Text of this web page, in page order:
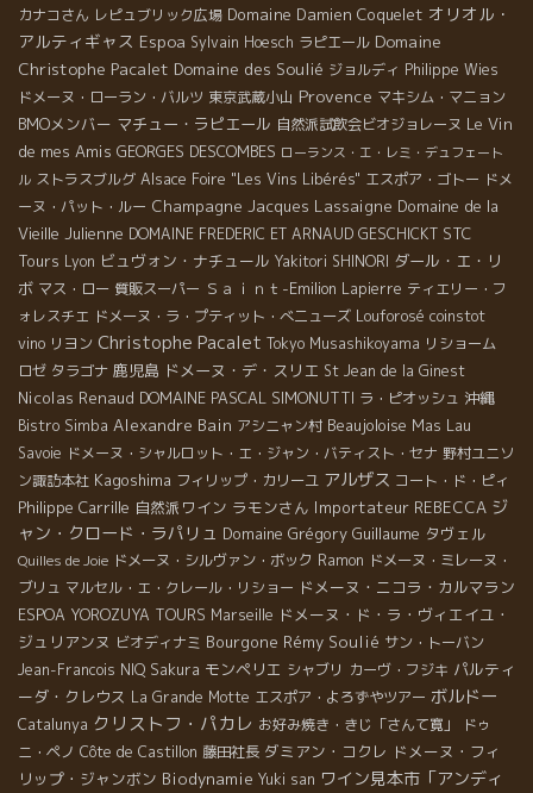
カナコさん レピュブリック広場 Domaine Damien Coquelet オリオル・
アルティギャス Espoa Sylvain Hoesch ラピエール Domaine
Christophe Pacalet Domaine des Soulié ジョルディ Philippe Wies
ドメーヌ・ローラン・バルツ 東京武蔵小山 Provence マキシム・マニョン
BMOメンバー マチュー・ラピエール 自然派試飲会ビオジョレーヌ Le Vin
de mes Amis GEORGES DESCOMBES ローランス・エ・レミ・デュフェート
ル ストラスブルグ Alsace Foire "Les Vins Libérés" エスポア・ゴトー ドメ
ーヌ・パット・ルー Champagne Jacques Lassaigne Domaine de la
Vieille Julienne DOMAINE FREDERIC ET ARNAUD GESCHICKT STC
Tours Lyon ビュヴォン・ナチュール Yakitori SHINORI ダール・エ・リ
ボ マス・ロー 質販スーパー Ｓａｉｎｔ-Emilion Lapierre ティエリー・フ
ォレスチエ ドメーヌ・ラ・プティット・べニューズ Louforosé coinstot
vino リヨン Christophe Pacalet Tokyo Musashikoyama リショーム
ロゼ タラゴナ 鹿児島 ドメーヌ・デ・スリエ St Jean de la Ginest
Nicolas Renaud DOMAINE PASCAL SIMONUTTI ラ・ピオッシュ 沖縄
Bistro Simba Alexandre Bain アシニャン村 Beaujoloise Mas Lau
Savoie ドメーヌ・シャルロット・エ・ジャン・バティスト・セナ 野村ユニソ
ン諏訪本社 Kagoshima フィリップ・カリーユ アルザス コート・ド・ピィ
Philippe Carrille 自然派ワイン ラモンさん Importateur REBECCA ジ
ャン・クロード・ラパリュ Domaine Grégory Guillaume タヴェル
Quilles de Joie ドメーヌ・シルヴァン・ボック Ramon ドメーヌ・ミレーヌ・
ブリュ マルセル・エ・クレール・リショー ドメーヌ・ニコラ・カルマラン
ESPOA YOROZUYA TOURS Marseille ドメーヌ・ド・ラ・ヴィエイユ・
ジュリアンヌ ビオディナミ Bourgone Rémy Soulié サン・トーバン
Jean-Francois NIQ Sakura モンペリエ シャブリ カーヴ・フジキ パルティ
ーダ・クレウス La Grande Motte エスポア・よろずやツアー ボルドー
Catalunya クリストフ・パカレ お好み焼き・きじ「さんて寛」
ドゥ
ニ・ペノ Côte de Castillon 藤田社長 ダミアン・コクレ ドメーヌ・フィ
リップ・ジャンボン Biodynamie Yuki san ワイン見本市「アンディ